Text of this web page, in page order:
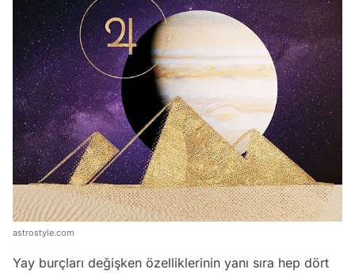
astrostyle.com
Yay burçları değişken özelliklerinin yanı sıra hep dört